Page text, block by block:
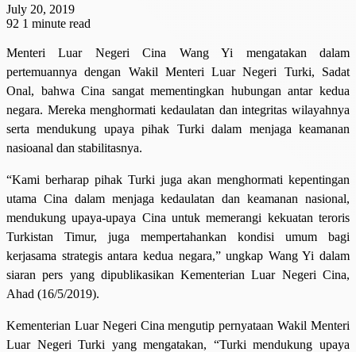
July 20, 2019
92 1 minute read
Menteri Luar Negeri Cina Wang Yi mengatakan dalam
pertemuannya dengan Wakil Menteri Luar Negeri Turki, Sadat
Onal, bahwa Cina sangat mementingkan hubungan antar kedua
negara. Mereka menghormati kedaulatan dan integritas wilayahnya
serta mendukung upaya pihak Turki dalam menjaga keamanan
nasioanal dan stabilitasnya.
“Kami berharap pihak Turki juga akan menghormati kepentingan
utama Cina dalam menjaga kedaulatan dan keamanan nasional,
mendukung upaya-upaya Cina untuk memerangi kekuatan teroris
Turkistan Timur, juga mempertahankan kondisi umum bagi
kerjasama strategis antara kedua negara,” ungkap Wang Yi dalam
siaran pers yang dipublikasikan Kementerian Luar Negeri Cina,
Ahad (16/5/2019).
Kementerian Luar Negeri Cina mengutip pernyataan Wakil Menteri
Luar Negeri Turki yang mengatakan, “Turki mendukung upaya